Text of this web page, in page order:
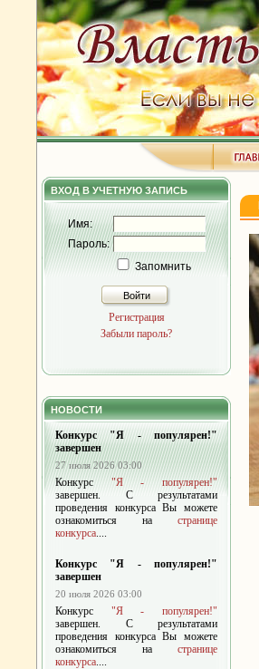
ВХОД В УЧЕТНУЮ ЗАПИСЬ
Имя:
Пароль:
Запомнить
Войти
Регистрация
Забыли пароль?
НОВОСТИ
Конкурс "Я - популярен!"
завершен
27 июля 2026 03:00
Конкурс"Я - популярен!"
завершен. С результатами
проведения конкурса Вы можете
ознакомиться на странице
конкурса....
Конкурс "Я - популярен!"
завершен
20 июля 2026 03:00
Конкурс "Я - популярен!"
завершен. С результатами
проведения конкурса Вы можете
ознакомиться на странице
конкурса....